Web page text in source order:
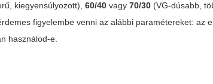
kiegyensúlyozott),60/40 vagy70/30 (VG-dúsabb,
figyelembe venni az alábbi paramétereket: az
használod-e.